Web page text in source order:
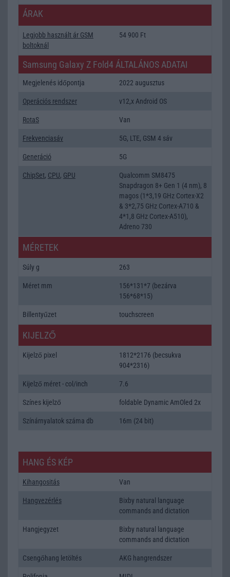
ÁRAK
Legjobb használt ár GSM
boltoknál
54 900 Ft
Samsung Galaxy Z Fold4 ÁLTALÁNOS ADATAI
Megjelenés időpontja 2022 augusztus
Operációs rendszer v12,x Android OS
RotaS Van
Frekvenciasáv 5G, LTE, GSM 4 sáv
Generáció 5G
ChipSet, CPU, GPU
Qualcomm SM8475
Snapdragon 8+ Gen 1 (4 nm), 8
magos (1*3,19 GHz Cortex-X2
& 3*2,75 GHz Cortex-A710 &
4*1,8 GHz Cortex-A510),
Adreno 730
MÉRETEK
Súly g 263
Méret mm
156*131*7 (bezárva
156*68*15)
Billentyűzet touchscreen
KIJELZŐ
Kijelző pixel
1812*2176 (becsukva
904*2316)
Kijelző méret - col/inch 7.6
Színes kijelző foldable Dynamic AmOled 2x
Színárnyalatok száma db 16m (24 bit)
HANG ÉS KÉP
Kihangositás Van
Hangvezérlés
Bixby natural language
commands and dictation
Hangjegyzet
Bixby natural language
commands and dictation
Csengőhang letöltés AKG hangrendszer